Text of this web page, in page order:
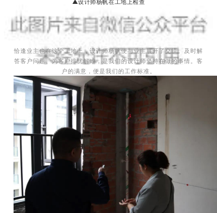
▲设计师杨帆在工地上检查
恰逢业主也在这个工地上，设计师杨帆便与业主展开了交流。及时解
答客户问题、为客户排忧解难，是我们的设计师坚持在做的事情。客
户的满意，便是我们的工作标准。